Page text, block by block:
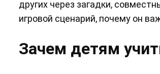
других через загадки,
игровой сценарий, почему он
Зачем детям